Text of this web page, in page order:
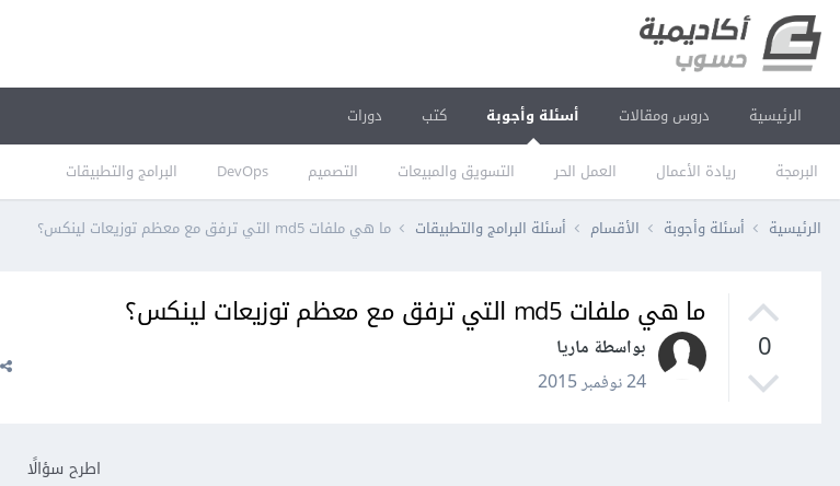
الرئيسية دروس ومقالات أسئلة وأجوبة
البرمجة ريادة الأعمال العمل الحر التسويق والمبيعات التصميم DevOps البرامج والتطبيقات
كتب دورات
الرئيسية أسئلة وأجوبة الأقسام أسئلة البرامج والتطبيقات ما هي ملفات md5 التي ترفق مع معظم توزيعات لينكس؟
0
ما هي ملفات md5 التي ترفق مع معظم توزيعات لينكس؟
بواسطة ماريا
24 نوفمبر 2015
اطرح سؤالًا